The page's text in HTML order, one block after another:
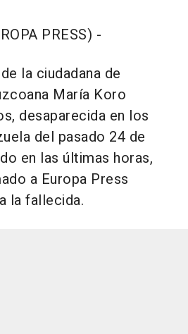
PRESS) -
la ciudadana de
María Koro
desaparecida en los
del pasado 24 de
en las últimas horas,
a Europa Press
la fallecida.